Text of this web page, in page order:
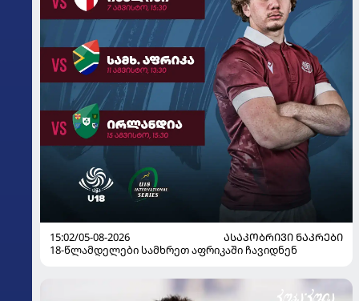
15:02/05-08-2026
ᲐᲡᲐᲙᲝᲑᲠᲘᲕᲘ ᲜᲐᲙᲠᲔᲑᲘ
18-წლამდელები სამხრეთ აფრიკაში ჩავიდნენ